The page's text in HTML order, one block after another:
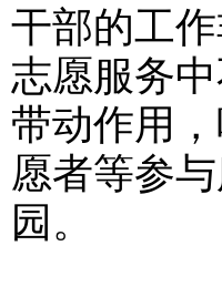
干部的工
志愿服务
带动作用
愿者等参
园。